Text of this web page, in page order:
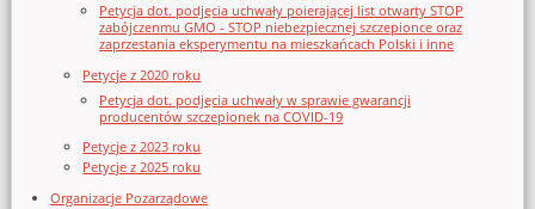
Petycja dot. podjęcia uchwały poierającej list otwarty STOP
zabójczenmu GMO - STOP niebezpiecznej szczepionce oraz
zaprzestania eksperymentu na mieszkańcach Polski i inne
Petycje z 2020 roku
Petycja dot. podjęcia uchwały w sprawie gwarancji
producentów szczepionek na COVID-19
Petycje z 2023 roku
Petycje z 2025 roku
Organizacje Pozarządowe